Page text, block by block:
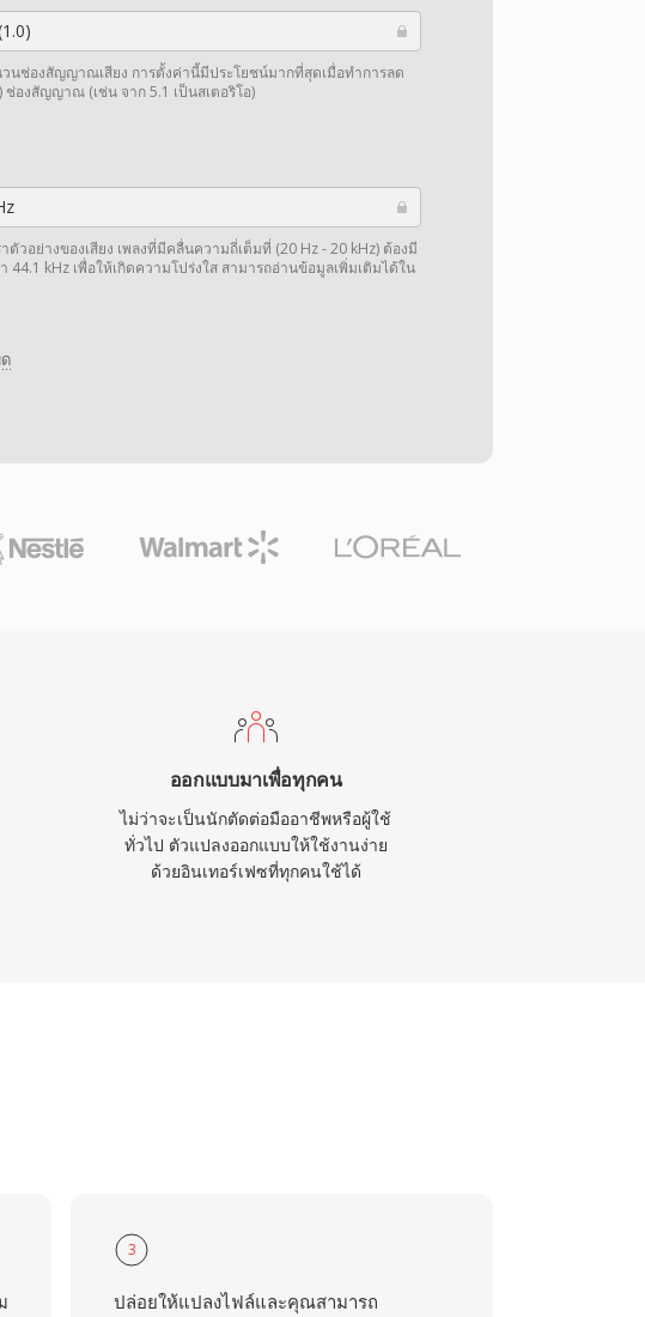
นช่องสัญญาณเสียง การตั้งค่านี้มีประโยชน์มากที่สุดเมื่อทำการลด
ช่องสัญญาณ (เช่น จาก 5.1 เป็นสเตอริโอ)
ตัวอย่างของเสียง เพลงที่มีคลื่นความถี่เต็มที่ (20 Hz - 20 kHz) ต้องมี
44.1 kHz เพื่อให้เกิดความโปร่งใส สามารถอ่านข้อมูลเพิ่มเติมได้ใน
ออกแบบมาเพื่อทุกคน
ไม่ว่าจะเป็นนักตัดต่อมืออาชีพหรือผู้ใช้
ทั่วไป ตัวแปลงออกแบบให้ใช้งานง่าย
ด้วยอินเทอร์เฟซที่ทุกคนใช้ได้
3
ปล่อยให้แปลงไฟล์และคุณสามารถ